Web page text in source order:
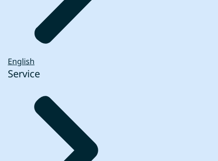
Wij bewaren je gegevens zolang dat nodig
is voor de afhandeling van je vraag. Ons
streven is om gegevens niet langer dan één
jaar te bewaren. Meer hierover lees je in de
Meer informatie over jouw rechten vindt u
op de pagina
tabblad).
English
Service